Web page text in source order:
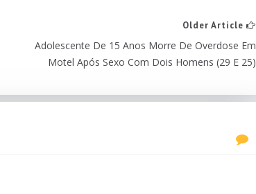
Older Article
Adolescente De 15 Anos Morre De Overdose Em
Motel Após Sexo Com Dois Homens (29 E 25)